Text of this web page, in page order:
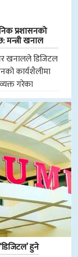
प्रशासनको
मन्त्री खनाल
खनालले डिजिटल
कार्यशैलीमा
गरेका
हुने